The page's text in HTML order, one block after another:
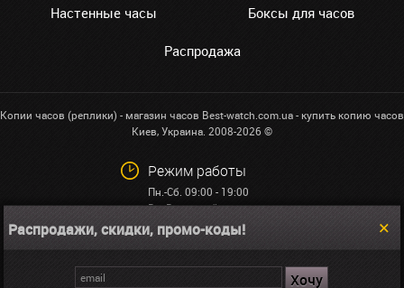
Настенные часы Боксы для часов
Распродажа
Копии часов (реплики) - магазин часов Best-watch.com.ua - купить копию часов
Киев, Украина. 2008-2026 ©
Режим работы
Пн.-Сб. 09:00 - 19:00
Вс: Выходной
+38 (068)591-32-23
info@best-watch.com.ua
Распродажи, скидки, промо-коды!